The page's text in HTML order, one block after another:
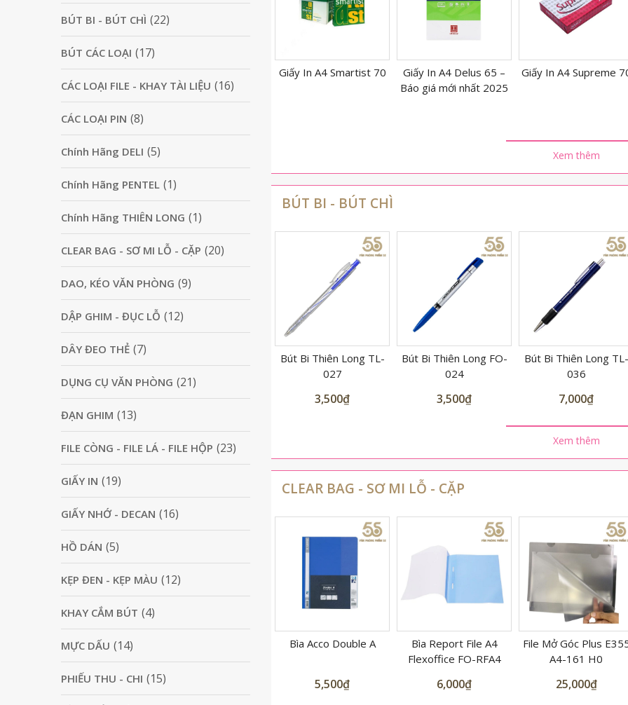
Giấy In Nhiệt K80 Giấy In A4 Smartist 70
Giấy In A4 Delus 65 –
Giấy In A4 Supreme 70 Giấy In A4 Quality 70
Xem thêm
BÚT BI - BÚT CHÌ
Bút Bi Thiên Long TL-
4,500₫ 3,500₫
Bút Bi Thiên Long FO-
024
3,500₫
Bút Bi Thiên Long TL-
036
7,000₫
Bút Bi Thiên Long FO-
039
4,000₫
Xem thêm
CLEAR BAG - SƠ MI LỖ - CẶP
Bìa lỗ không viền A4
Flexoffice FO-CS02 –
Tập 100 cái
65,000₫
Bìa Report File A4
6,000₫
File Mở Góc Plus E355
A4-161 H0
25,000₫
Túi sơ mi lỗ Dày A4
XIFU 1805
47,000₫
BÚT BI - BÚT CHÌ (22)
BÚT CÁC LOẠI (17)
CÁC LOẠI FILE - KHAY TÀI LIỆU (16)
CÁC LOẠI PIN (8)
Chính Hãng DELI (5)
Chính Hãng PENTEL (1)
Chính Hãng THIÊN LONG (1)
CLEAR BAG - SƠ MI LỖ - CẶP (20)
DAO, KÉO VĂN PHÒNG (9)
DẬP GHIM - ĐỤC LỖ (12)
DÂY ĐEO THẺ (7)
DỤNG CỤ VĂN PHÒNG (21)
ĐẠN GHIM (13)
FILE CÒNG - FILE LÁ - FILE HỘP (23)
GIẤY IN (19)
GIẤY NHỚ - DECAN (16)
HỒ DÁN (5)
KẸP ĐEN - KẸP MÀU (12)
KHAY CẮM BÚT (4)
MỰC DẤU (14)
PHIẾU THU - CHI (15)